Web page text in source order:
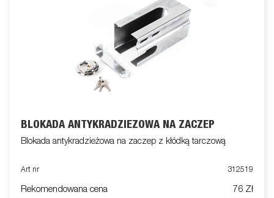
BLOKADA ANTYKRADZIEŻOWA NA ZACZEP
Blokada antykradzieżowa na zaczep z kłódką tarczową
Art nr 312519
Rekomendowana cena 76 Zł